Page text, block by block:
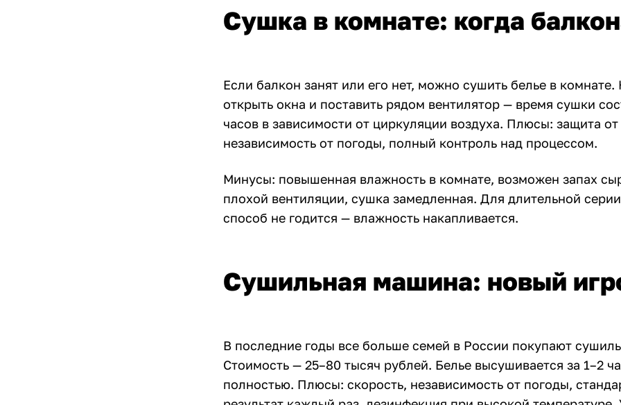
Сушка в комнате: когда
Если балкон занят или его нет, можно сушить белье в
открыть окна и поставить рядом вентилятор — время сушки
часов в зависимости от циркуляции воздуха. Плюсы: защита
независимость от погоды, полный контроль над процессом.
Минусы: повышенная влажность в комнате, возможен запах
плохой вентиляции, сушка замедленная. Для длительной
способ не годится — влажность накапливается.
Сушильная машина: новый
В последние годы все больше семей в России покупают
Стоимость — 25–80 тысяч рублей. Белье высушивается за 1–2
полностью. Плюсы: скорость, независимость от погоды,